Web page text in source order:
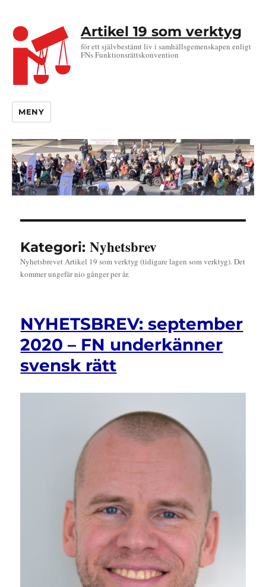
Artikel 19 som verktyg
för ett självbestämt liv i samhällsgemenskapen enligt
FNs Funktionsrättskonvention
MENY
Kategori:Nyhetsbrev
Nyhetsbrevet Artikel 19 som verktyg (tidigare lagen som verktyg). Det
kommer ungefär nio gånger per år.
NYHETSBREV: september
2020 – FN underkänner
svensk rätt